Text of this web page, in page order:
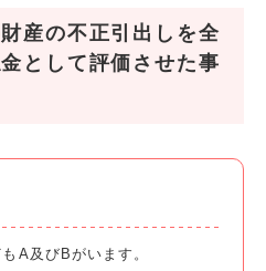
産の不正引出しを全
として評価させた事
A及びBがいます。